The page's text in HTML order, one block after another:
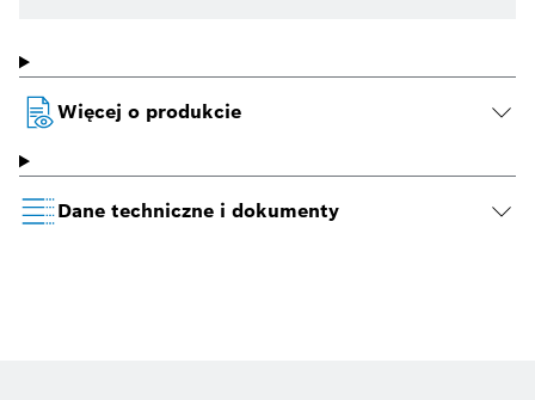
Więcej o produkcie
Dane techniczne i dokumenty